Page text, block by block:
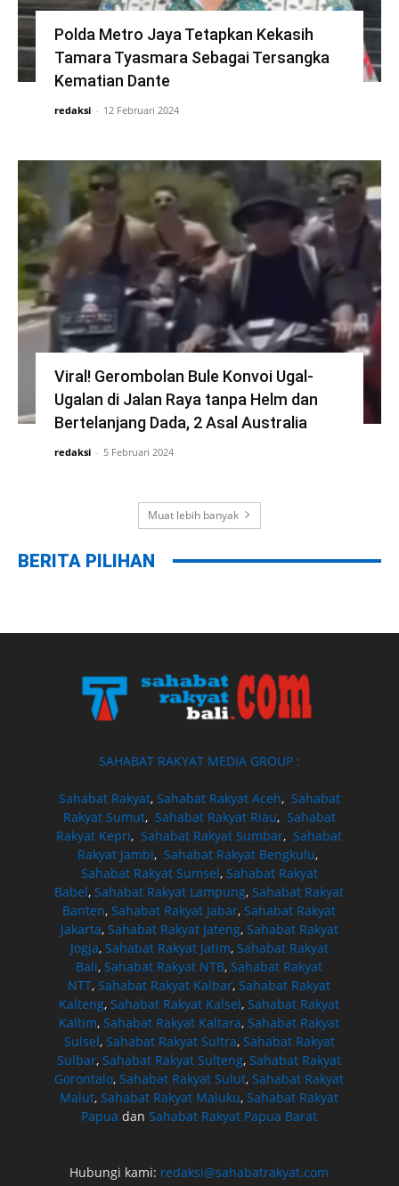
Polda Metro Jaya Tetapkan Kekasih
Tamara Tyasmara Sebagai Tersangka
Kematian Dante
redaksi - 12 Februari 2024
Viral! Gerombolan Bule Konvoi Ugal-
Ugalan di Jalan Raya tanpa Helm dan
Bertelanjang Dada, 2 Asal Australia
redaksi - 5 Februari 2024
Muat lebih banyak
BERITA PILIHAN
SAHABAT RAKYAT MEDIA GROUP :
Sahabat Rakyat, Sahabat Rakyat Aceh, Sahabat
Rakyat Sumut, Sahabat Rakyat Riau, Sahabat
Rakyat Kepri,Sahabat Rakyat Sumbar,Sahabat
Rakyat Jambi, Sahabat Rakyat Bengkulu,
Sahabat Rakyat Sumsel, Sahabat Rakyat
Babel,Sahabat Rakyat Lampung,Sahabat Rakyat
Banten,Sahabat Rakyat Jabar,Sahabat Rakyat
Jakarta, Sahabat Rakyat Jateng, Sahabat Rakyat
Jogja, Sahabat Rakyat Jatim, Sahabat Rakyat
Bali,Sahabat Rakyat NTB,Sahabat Rakyat
NTT,Sahabat Rakyat Kalbar,Sahabat Rakyat
Kalteng,Sahabat Rakyat Kalsel,Sahabat Rakyat
Kaltim,Sahabat Rakyat Kaltara,Sahabat Rakyat
Sulsel, Sahabat Rakyat Sultra, Sahabat Rakyat
Sulbar,Sahabat Rakyat Sulteng,Sahabat Rakyat
Gorontalo,Sahabat Rakyat Sulut,Sahabat Rakyat
Malut,Sahabat Rakyat Maluku,Sahabat Rakyat
Papua danSahabat Rakyat Papua Barat
Hubungi kami: redaksi@sahabatrakyat.com